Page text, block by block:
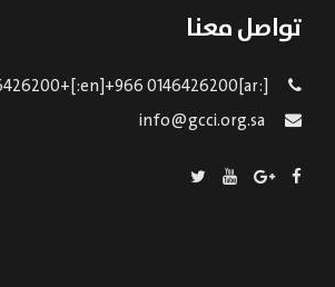
تواصل معنا
[:ar]966146426200+[:en]+966 0146426200[:]